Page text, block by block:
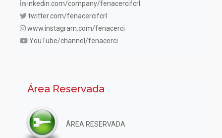
inkedin.com/company/fenacercifcrl
twitter.com/fenacercifcrl
www.instagram.com/fenacerci
YouTube/channel/fenacerci
Área Reservada
ÁREA RESERVADA